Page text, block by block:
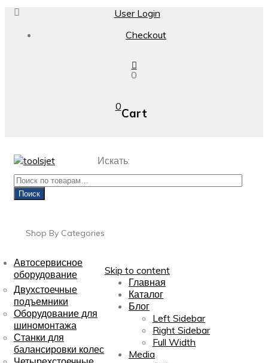
User Login
Checkout
0
0Cart
Искать:
Поиск
Shop By Categories
Skip to content
Главная
Каталог
Блог
Left Sidebar
Right Sidebar
Full Width
Media
Автосервисное
оборудование
Двухстоечные
подъемники
Оборудование для
шиномонтажа
Станки для
балансировки колес